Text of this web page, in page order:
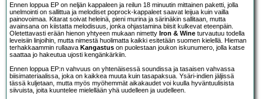
Ennen loppua EP on neljän kappaleen ja reilun 18 minuutin mittainen paketti, jolla
unelmointi on sallittua ja melodiset poprock-kappaleet saavat leijua kuin vailla
painovoimaa. Kitarat soivat heleinä, pieni murina ja särinäkin sallitaan, mutta
avainsana on kiistatta melodisuus, jonka ohjastamina biisit kulkevat eteenpäin.
Oletettavasti erään hienon yhtyeen mukaan nimetty Iron & Wine turvautuu todella
leveisiin linjoihin, mutta nimestä huolimatta kaikki esitetään suomen kielellä. Hieman
terhakkaammin rullaava Kangastus on puolestaan joukon iskunumero, jolla katse
saattaa jo hakeutua ujosti kengänkärkiin.
Ennen loppua EP:n vahvuus on yhtenäisessä soundissa ja tasaisen vahvassa
biisimateriaalissa, joka on kaikkea muuta kuin tasapaksua. Ysäri-indien jäljissä
tässä kuljetaan, mutta myös myöhemmät aikakaudet voi kuulla hyväntuulisista
siivuista, joita kuuntelee mielellään yhä uudelleen ja uudelleen.